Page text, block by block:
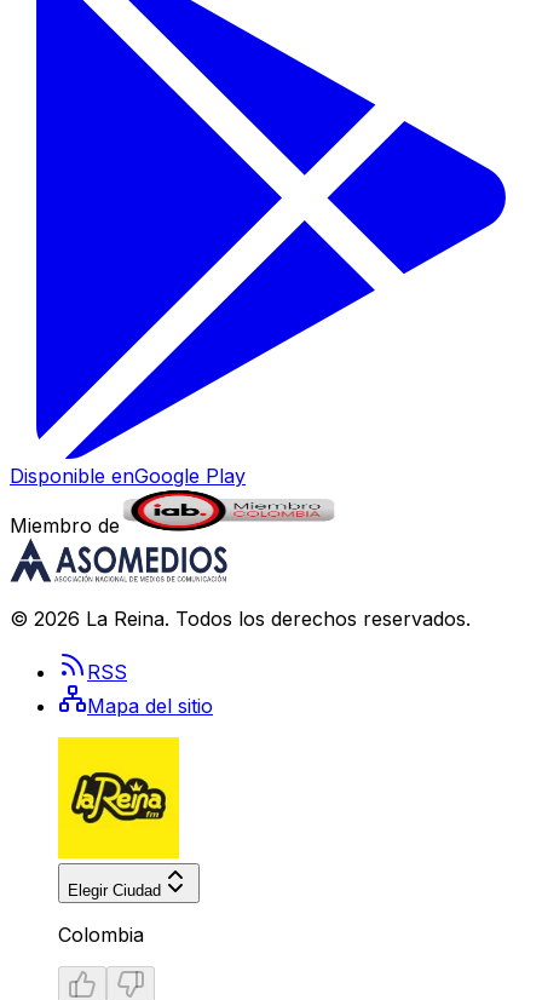
Disponible enGoogle Play
Miembro de
© 2026 La Reina. Todos los derechos reservados.
RSS
Mapa del sitio
Elegir Ciudad
Colombia